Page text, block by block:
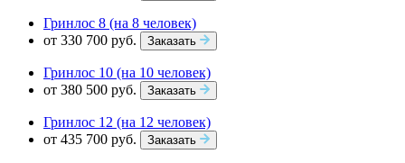
Гринлос 8 (на 8 человек)
от 330 700 руб.
Заказать
Гринлос 10 (на 10 человек)
от 380 500 руб.
Заказать
Гринлос 12 (на 12 человек)
от 435 700 руб.
Заказать